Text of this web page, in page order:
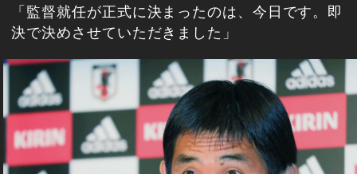
「監督就任が正式に決まったのは、今日です。即
決で決めさせていただきました」